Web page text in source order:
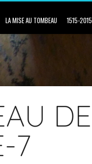
LA MISE AU TOMBEAU 1515-2015
DE
7